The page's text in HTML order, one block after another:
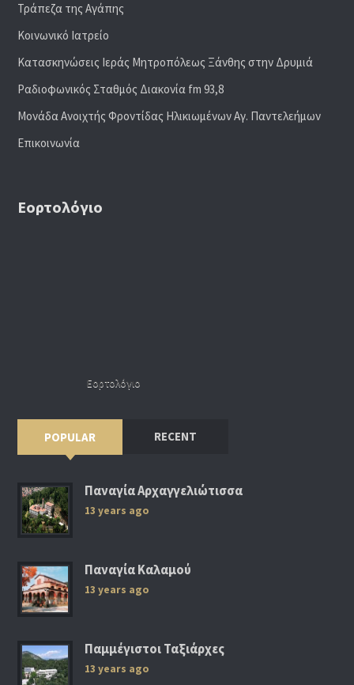
Τράπεζα της Αγάπης
Κοινωνικό Ιατρείο
Κατασκηνώσεις Ιεράς Μητροπόλεως Ξάνθης στην Δρυμιά
Ραδιoφωνικός Σταθμός Διακονία fm 93,8
Μονάδα Ανοιχτής Φροντίδας Ηλικιωμένων Αγ. Παντελεήμων
Επικοινωνία
Εορτολόγιο
Εορτολόγιο
POPULAR RECENT
Παναγία Αρχαγγελιώτισσα
13 years ago
Παναγία Καλαμού
13 years ago
Παμμέγιστοι Ταξιάρχες
13 years ago